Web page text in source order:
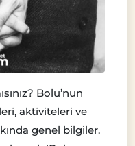
Bolu’nun
aktiviteleri ve
genel bilgiler.